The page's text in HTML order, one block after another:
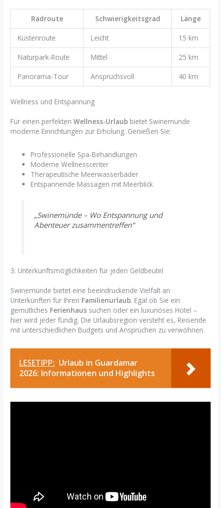
Radroute Schwierigkeitsgrad Länge
Küstenroute Leicht 15 km
Naturpark-Route Mittel 25 km
Panorama-Tour Anspruchsvoll 40 km
Wellness und Entspannung
Für einen perfektenWellness-Urlaub bietet Swinemünde
moderne Einrichtungen zur Erholung. Genießen Sie:
Professionelle Spa-Behandlungen
Moderne Wellnesscenter
Therapeutische Meerwasserbäder
Entspannende Massagen mit Meerblick
„Swinemünde – Wo Entspannung und
Abenteuer zusammentreffen“
3. Unterkunftsmöglichkeiten für jeden Geldbeutel
Swinemünde bietet eine beeindruckende Vielfalt an
Unterkünften für Ihren Familienurlaub. Egal ob Sie ein
gemütliches Ferienhaus suchen oder ein luxuriöses Hotel –
hier wird jeder fündig. Die Urlaubsregion versteht es, Reisende
mit unterschiedlichen Budgets und Ansprüchen zu verwöhnen.
LESETIPP: Urlaub in Guardamar
2026: Informationen und Highlights